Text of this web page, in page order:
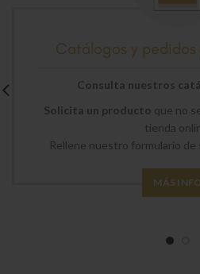
Catálogos y pedidos
Consulta nuestros
Solicita un producto que no
tienda
Rellene nuestro formulario
MÁS INFO